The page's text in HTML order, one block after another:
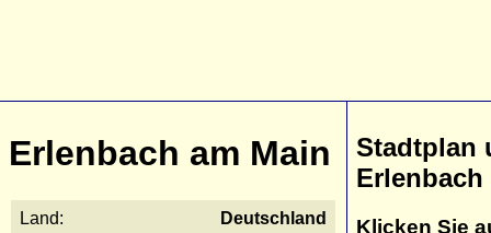
Erlenbach am Main
Land: Deutschland
Stadtplan
Erlenbach
Klicken Sie